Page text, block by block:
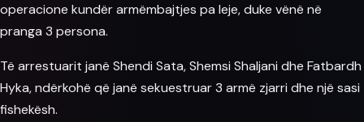
operacione kundër armëmbajtjes pa leje, duke vënë në
pranga 3 persona.
Të arrestuarit janë Shendi Sata, Shemsi Shaljani dhe Fatbardh
Hyka, ndërkohë që janë sekuestruar 3 armë zjarri dhe një sasi
fishekësh.